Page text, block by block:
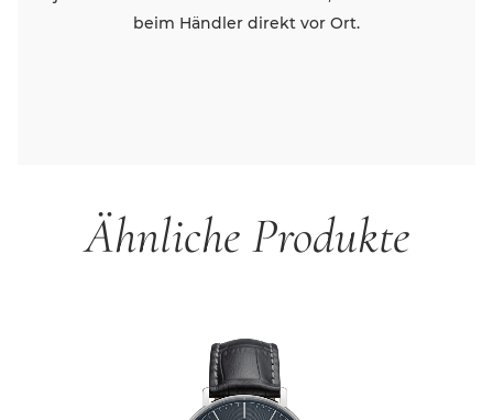
beim Händler direkt vor Ort.
Ähnliche Produkte